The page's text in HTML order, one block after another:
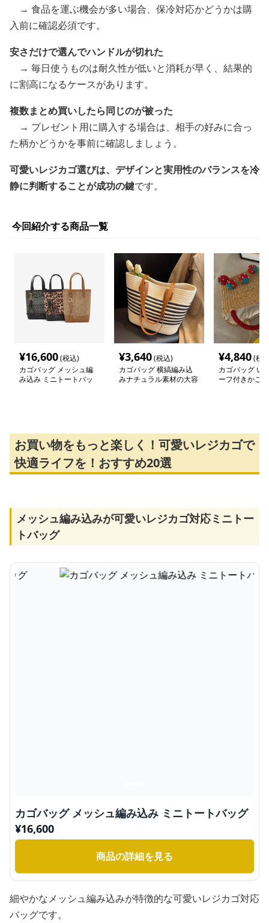
→ 食品を運ぶ機会が多い場合、保冷対応かどうかは購
入前に確認必須です。
安さだけで選んでハンドルが切れた
→ 毎日使うものは耐久性が低いと消耗が早く、結果的
に割高になるケースがあります。
複数まとめ買いしたら同じのが被った
→ プレゼント用に購入する場合は、相手の好みに合っ
た柄かどうかを事前に確認しましょう。
可愛いレジカゴ選びは、デザインと実用性のバランスを冷
静に判断することが成功の鍵です。
今回紹介する商品一覧
¥16,600(税込)
カゴバッグ メッシュ編
み込み ミニトートバッ
¥3,640(税込)
カゴバッグ 横縞編み込
みナチュラル素材の大容
¥4,840(税
カゴバッグ い
ーフ付きかご
お買い物をもっと楽しく！可愛いレジカゴで
快適ライフを！おすすめ20選
メッシュ編み込みが可愛いレジカゴ対応ミニトー
トバッグ
カゴバッグ メッシュ編み込み ミニトートバッグ
¥16,600
商品の詳細を見る
細やかなメッシュ編み込みが特徴的な可愛いレジカゴ対応
バッグです。